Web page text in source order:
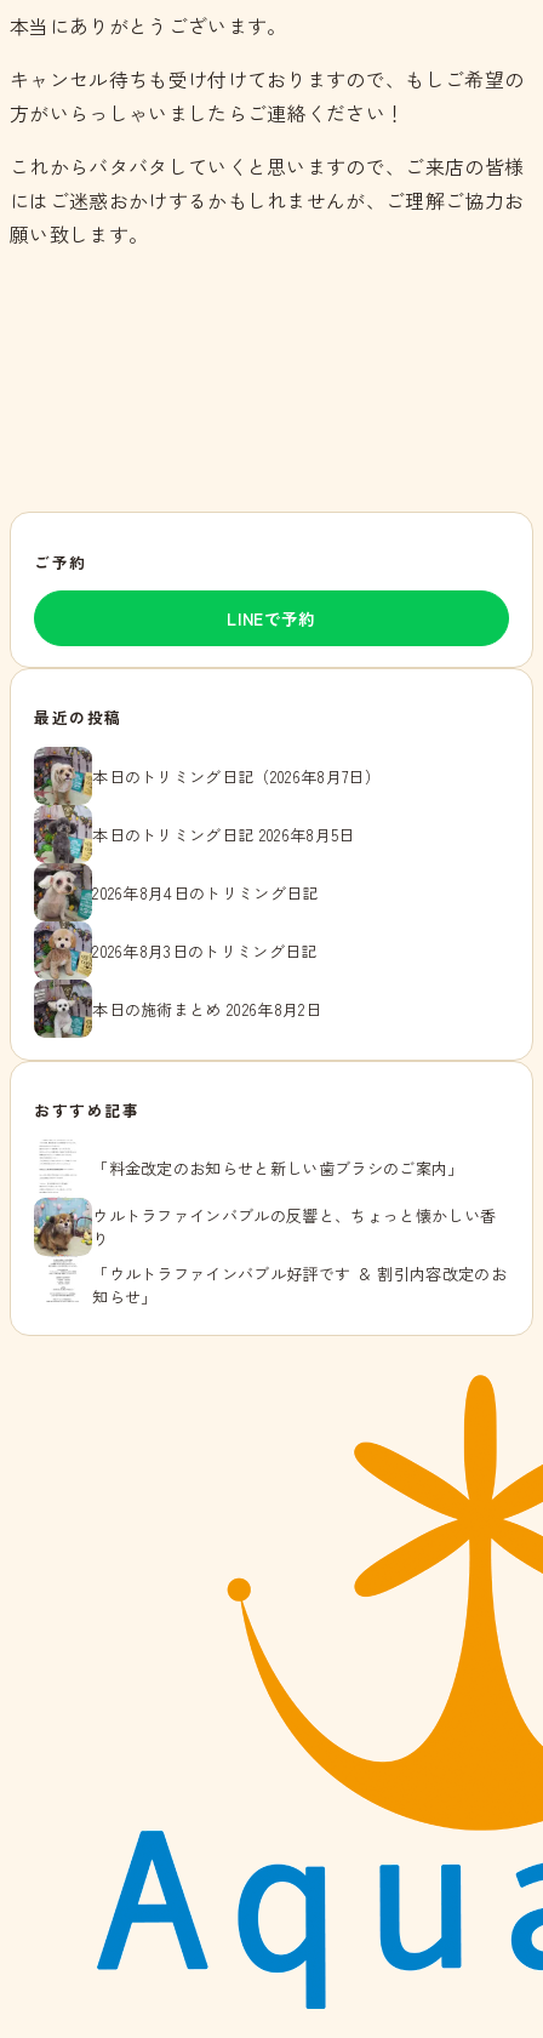
本当にありがとうございます。
キャンセル待ちも受け付けておりますので、もしご希望の
方がいらっしゃいましたらご連絡ください！
これからバタバタしていくと思いますので、ご来店の皆様
にはご迷惑おかけするかもしれませんが、ご理解ご協力お
願い致します。
ご予約
LINEで予約
最近の投稿
本日のトリミング日記（2026年8月7日）
本日のトリミング日記 2026年8月5日
2026年8月4日のトリミング日記
2026年8月3日のトリミング日記
本日の施術まとめ 2026年8月2日
おすすめ記事
「料金改定のお知らせと新しい歯ブラシのご案内」
ウルトラファインバブルの反響と、ちょっと懐かしい香
り
「ウルトラファインバブル好評です ＆ 割引内容改定のお
知らせ」